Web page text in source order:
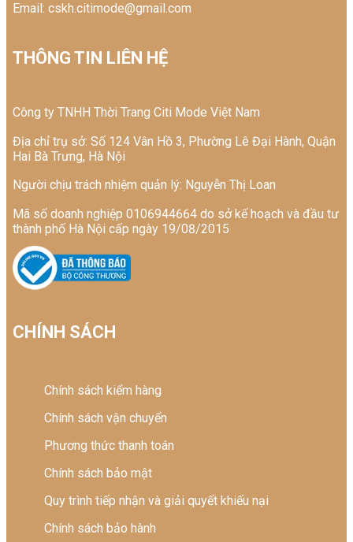
CHÍNH SÁCH
Chính sách kiểm hàng
Chính sách vận chuyển
Phương thức thanh toán
Chính sách bảo mật
Quy trình tiếp nhận và giải quyết khiếu nại
Chính sách bảo hành
Email: cskh.citimode@gmail.com
THÔNG TIN LIÊN HỆ
Công ty TNHH Thời Trang Citi Mode Việt Nam
Địa chỉ trụ sở: Số 124 Vân Hồ 3, Phường Lê Đại Hành, Quận
Hai Bà Trưng, Hà Nội
Người chịu trách nhiệm quản lý: Nguyễn Thị Loan
Mã số doanh nghiệp 0106944664 do sở kế hoạch và đầu tư
thành phố Hà Nội cấp ngày 19/08/2015